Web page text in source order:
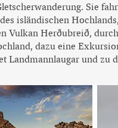
Sie
isländischen
Vulkan Herðubreið,
dazu eine
Landmannlaugar und zu